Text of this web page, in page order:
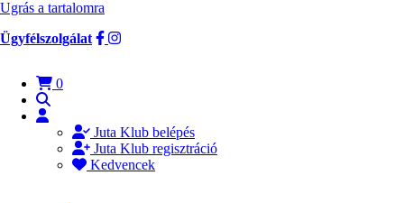
Ugrás a tartalomra
Ügyfélszolgálat
0
Juta Klub belépés
Juta Klub regisztráció
Kedvencek